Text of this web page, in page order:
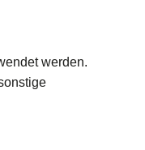
werden.